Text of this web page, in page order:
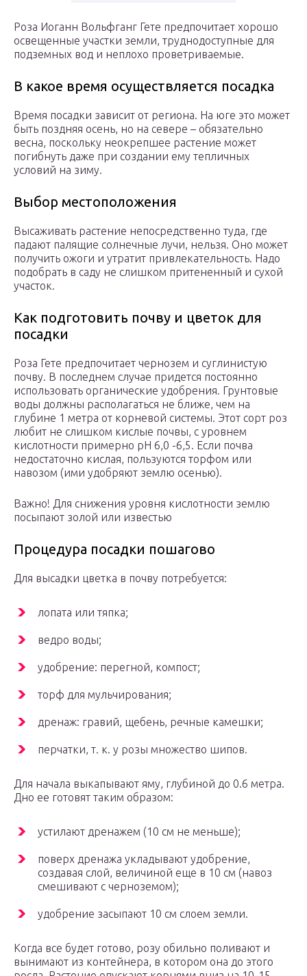
Роза Иоганн Вольфганг Гете предпочитает хорошо
освещенные участки земли, труднодоступные для
подземных вод и неплохо проветриваемые.
В какое время осуществляется посадка
Время посадки зависит от региона. На юге это может
быть поздняя осень, но на севере – обязательно
весна, поскольку неокрепшее растение может
погибнуть даже при создании ему тепличных
условий на зиму.
Выбор местоположения
Высаживать растение непосредственно туда, где
падают палящие солнечные лучи, нельзя. Оно может
получить ожоги и утратит привлекательность. Надо
подобрать в саду не слишком притененный и сухой
участок.
Как подготовить почву и цветок для
посадки
Роза Гете предпочитает чернозем и суглинистую
почву. В последнем случае придется постоянно
использовать органические удобрения. Грунтовые
воды должны располагаться не ближе, чем на
глубине 1 метра от корневой системы. Этот сорт роз
любит не слишком кислые почвы, с уровнем
кислотности примерно рН 6,0 -6,5. Если почва
недостаточно кислая, пользуются торфом или
навозом (ими удобряют землю осенью).
Важно! Для снижения уровня кислотности землю
посыпают золой или известью
Процедура посадки пошагово
Для высадки цветка в почву потребуется:
лопата или тяпка;
ведро воды;
удобрение: перегной, компост;
торф для мульчирования;
дренаж: гравий, щебень, речные камешки;
перчатки, т. к. у розы множество шипов.
Для начала выкапывают яму, глубиной до 0.6 метра.
Дно ее готовят таким образом:
устилают дренажем (10 см не меньше);
поверх дренажа укладывают удобрение,
создавая слой, величиной еще в 10 см (навоз
смешивают с черноземом);
удобрение засыпают 10 см слоем земли.
Когда все будет готово, розу обильно поливают и
вынимают из контейнера, в котором она до этого